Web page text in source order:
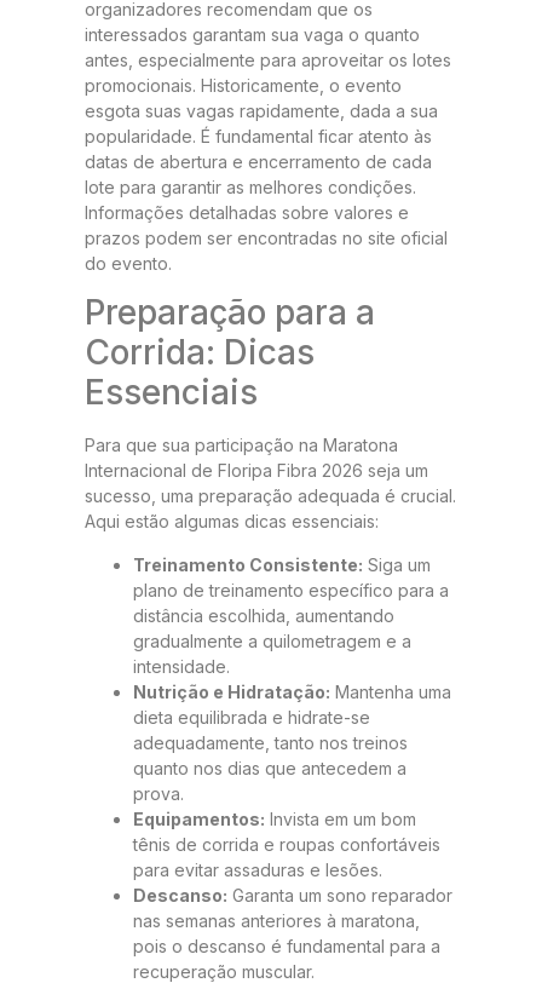
organizadores recomendam que os
interessados garantam sua vaga o quanto
antes, especialmente para aproveitar os lotes
promocionais. Historicamente, o evento
esgota suas vagas rapidamente, dada a sua
popularidade. É fundamental ficar atento às
datas de abertura e encerramento de cada
lote para garantir as melhores condições.
Informações detalhadas sobre valores e
prazos podem ser encontradas no site oficial
do evento.
Preparação para a
Corrida: Dicas
Essenciais
Para que sua participação na Maratona
Internacional de Floripa Fibra 2026 seja um
sucesso, uma preparação adequada é crucial.
Aqui estão algumas dicas essenciais:
Treinamento Consistente: Siga um
plano de treinamento específico para a
distância escolhida, aumentando
gradualmente a quilometragem e a
intensidade.
Nutrição e Hidratação: Mantenha uma
dieta equilibrada e hidrate-se
adequadamente, tanto nos treinos
quanto nos dias que antecedem a
prova.
Equipamentos: Invista em um bom
tênis de corrida e roupas confortáveis
para evitar assaduras e lesões.
Descanso: Garanta um sono reparador
nas semanas anteriores à maratona,
pois o descanso é fundamental para a
recuperação muscular.